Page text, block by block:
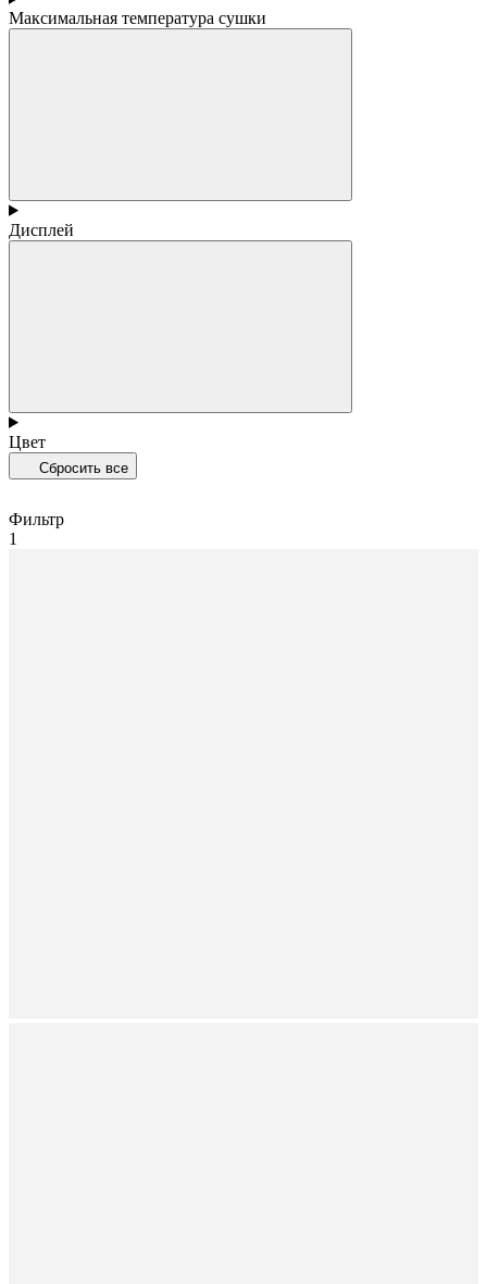
Максимальная температура сушки
Дисплей
Цвет
Сбросить все
Фильтр
1